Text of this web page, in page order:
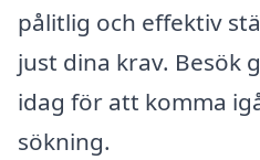
pålitlig och effektiv
just dina krav. Besök
idag för att komma
sökning.